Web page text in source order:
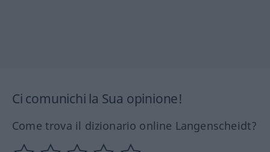
Ci comunichi la Sua opinione!
Come trova il dizionario online Langenscheidt?